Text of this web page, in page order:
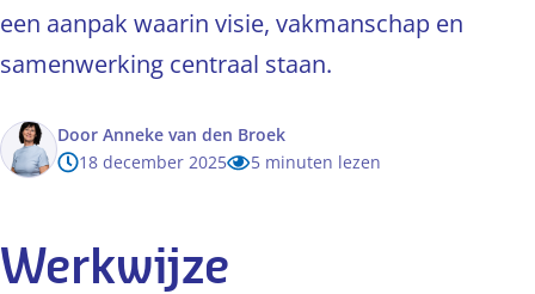
een aanpak waarin visie, vakmanschap en
samenwerking centraal staan.
Door Anneke van den Broek
18 december 2025
5 minuten lezen
Werkwijze